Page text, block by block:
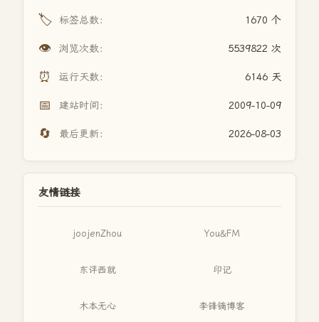
🏷️ 标签总数： 1670 个
👁️ 浏览次数： 5539822 次
⏰ 运行天数： 6146 天
📅 建站时间： 2009-10-09
🔄 最后更新： 2026-08-03
友情链接
joojenZhou You&FM
东评西就 印记
木本无心 李锋镝博客